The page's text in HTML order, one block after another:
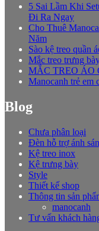
5 Sai Lầm Khi
Đi Ra Ngay
Cho Thuê
Năm
Sào kệ treo quần
Mắc treo trưng
MẮC TREO ÁO
Manocanh trẻ em
Blog
Chưa phân loại
Đèn hỗ trợ ánh
Kệ treo inox
Kệ trưng bày
Style
Thiết kế shop
Thông tin sản
manocanh
Tư vấn khách